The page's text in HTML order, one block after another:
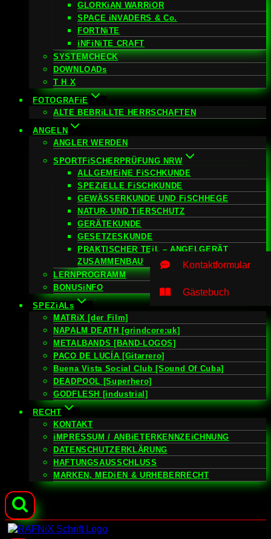
GLORKiAN WARRiOR
SPACE iNVADERS & Co.
FORTNiTE
iNFiNiTE CRAFT
SYSTEMCHECK
DOWNLOADs
T H X
FOTOGRAFiE
ALTE BEBRiLLTE HERRSCHAFTEN
ANGELN
ANGLER WERDEN
SPORTFiSCHERPRÜFUNG NRW
ALLGEMEiNE FiSCHKUNDE
SPEZiELLE FiSCHKUNDE
GEWÄSSERKUNDE UND FiSCHHEGE
NATUR- UND TiERSCHUTZ
GERÄTEKUNDE
GESETZESKUNDE
PRAKTISCHER TEiL – ANGELGERÄT
ZUSAMMENBAU
LERNPROGRAMM
BONUSiNFO
SPEZiALs
MATRiX [der Film]
NAPALM DEATH [grindcore:uk]
METALBANDS [BAND-LOGOS]
PACO DE LUCÍA [Gitarrero]
Buena Vista Social Club [Sound Of Cuba]
DEADPOOL [Superhero]
GODFLESH [industrial]
RECHT
KONTAKT
iMPRESSUM / ANBiETERKENNZEiCHNUNG
DATENSCHUTZERKLÄRUNG
HAFTUNGSAUSSCHLUSS
MARKEN, MEDiEN & URHEBERRECHT
Kontaktformular
Gästebuch